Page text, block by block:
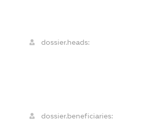
dossier.heads:
dossier.beneficiaries: